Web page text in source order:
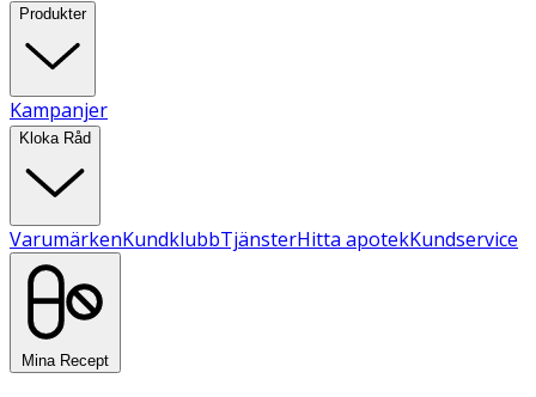
Produkter
Kampanjer
Kloka Råd
VarumärkenKundklubbTjänsterHitta apotekKundservice
Mina Recept